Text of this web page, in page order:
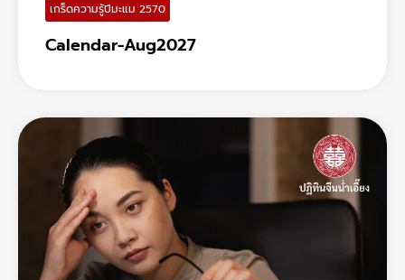
เกร็ดความรู้ปีมะแม 2570
Calendar-Aug2027